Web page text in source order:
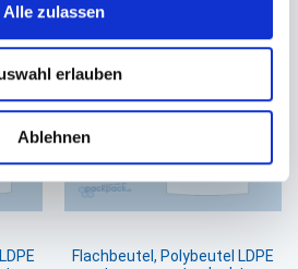
Alle zulassen
erlauben
Ablehnen
Flachbeutel, Polybeutel LDPE